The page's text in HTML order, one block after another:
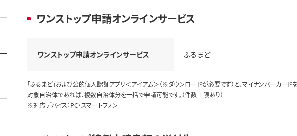
ワンストップ申請オンラインサービス
ワンストップ申請オンラインサービス ふるまど
「ふるまど」および公的個人認証アプリ＜アイアム＞（※ダウンロードが必要です）と、マイナンバーカード
対象自治体であれば、複数自治体分を一括で申請可能です。（件数上限あり）
※対応デバイス：PC・スマートフォン